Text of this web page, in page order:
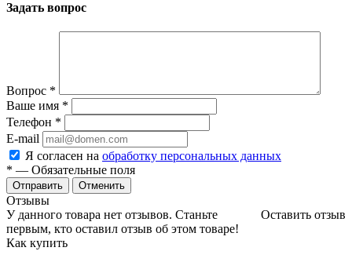
Задать вопрос
Вопрос *
Ваше имя *
Телефон *
E-mail
Я согласен на обработку персональных данных
* — Обязательные поля
Отменить
Отзывы
Оставить отзыв
У данного товара нет отзывов. Станьте
первым, кто оставил отзыв об этом товаре!
Как купить